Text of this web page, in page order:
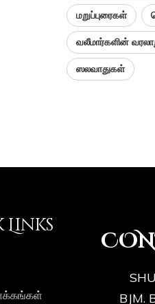
மறுப்புரைகள்
வலீமார்களின்
ஸலவாதுகள்
BJM.